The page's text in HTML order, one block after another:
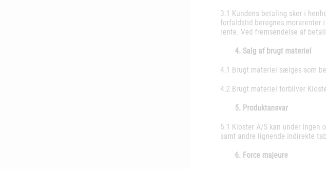
3.1 Kundens betaling sker i
forfaldstid beregnes morarenter
rente. Ved fremsendelse af
4. Salg af brugt materiel
4.1 Brugt materiel sælges som
4.2 Brugt materiel forbliver
5. Produktansvar
5.1 Kloster A/S kan under ingen
samt andre lignende indirekte
6. Force majeure